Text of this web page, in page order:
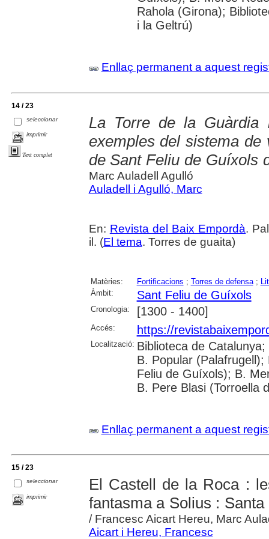
Rahola (Girona);
i la Geltrú)
Enllaç permanent a aquest
14 / 23
seleccionar
imprimir
Text complet
La Torre de la
exemples del sistema
de Sant Feliu de Guíxols
Marc Auladell Agulló
Auladell i Agulló, Marc
En: Revista del Baix Empordà.
il. (El tema. Torres de guaita)
Matèries: Fortificacions ; Torres de defensa;
Àmbit:
Sant Feliu de Guíxols
Cronologia: [1300 - 1400]
Accés: https://
Localització: Biblioteca de
B. Popular
Feliu de Guíxols); B.
B. Pere Blasi (Torroella
Enllaç permanent a aquest
15 / 23
seleccionar
imprimir
El Castell de la Roca :
fantasma a Solius :
/ Francesc Aicart Hereu, Marc
Aicart i Hereu, Francesc